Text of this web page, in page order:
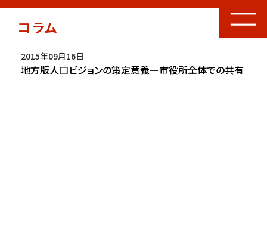
コラム
2015年09月16日
地方版人口ビジョンの策定意義ー市役所全体での共有